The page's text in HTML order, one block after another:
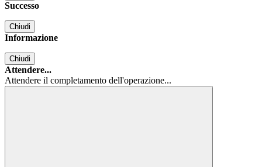
Successo
Chiudi
Informazione
Chiudi
Attendere...
Attendere il completamento dell'operazione...